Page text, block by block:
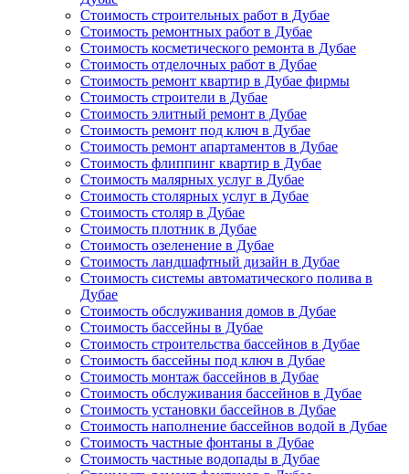
Стоимость строительных работ в Дубае
Стоимость ремонтных работ в Дубае
Стоимость косметического ремонта в Дубае
Стоимость отделочных работ в Дубае
Стоимость ремонт квартир в Дубае фирмы
Стоимость строители в Дубае
Стоимость элитный ремонт в Дубае
Стоимость ремонт под ключ в Дубае
Стоимость ремонт апартаментов в Дубае
Стоимость флиппинг квартир в Дубае
Стоимость малярных услуг в Дубае
Стоимость столярных услуг в Дубае
Стоимость столяр в Дубае
Стоимость плотник в Дубае
Стоимость озеленение в Дубае
Стоимость ландшафтный дизайн в Дубае
Стоимость системы автоматического полива в
Дубае
Стоимость обслуживания домов в Дубае
Стоимость бассейны в Дубае
Стоимость строительства бассейнов в Дубае
Стоимость бассейны под ключ в Дубае
Стоимость монтаж бассейнов в Дубае
Стоимость обслуживания бассейнов в Дубае
Стоимость установки бассейнов в Дубае
Стоимость наполнение бассейнов водой в Дубае
Стоимость частные фонтаны в Дубае
Стоимость частные водопады в Дубае